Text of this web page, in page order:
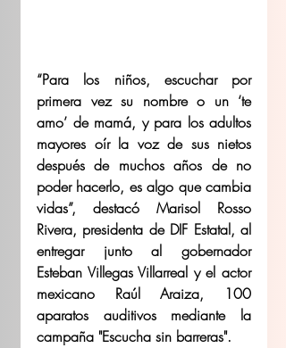
“Para los niños, escuchar por
primera vez su nombre o un ‘te
amo’ de mamá, y para los adultos
mayores oír la voz de sus nietos
después de muchos años de no
poder hacerlo, es algo que cambia
vidas”, destacó Marisol Rosso
Rivera, presidenta de DIF Estatal, al
entregar junto al gobernador
Esteban Villegas Villarreal y el actor
mexicano Raúl Araiza, 100
aparatos auditivos mediante la
campaña "Escucha sin barreras".